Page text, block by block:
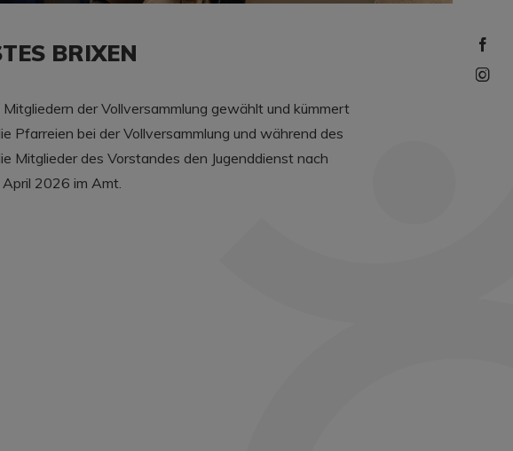
BRIXEN
der Vollversammlung gewählt und kümmert
Pfarreien bei der Vollversammlung und während des
Mitglieder des Vorstandes den Jugenddienst nach
2026 im Amt.